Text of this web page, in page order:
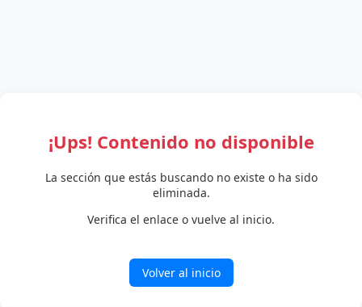
¡Ups! Contenido no disponible
La sección que estás buscando no existe o ha sido
eliminada.
Verifica el enlace o vuelve al inicio.
Volver al inicio